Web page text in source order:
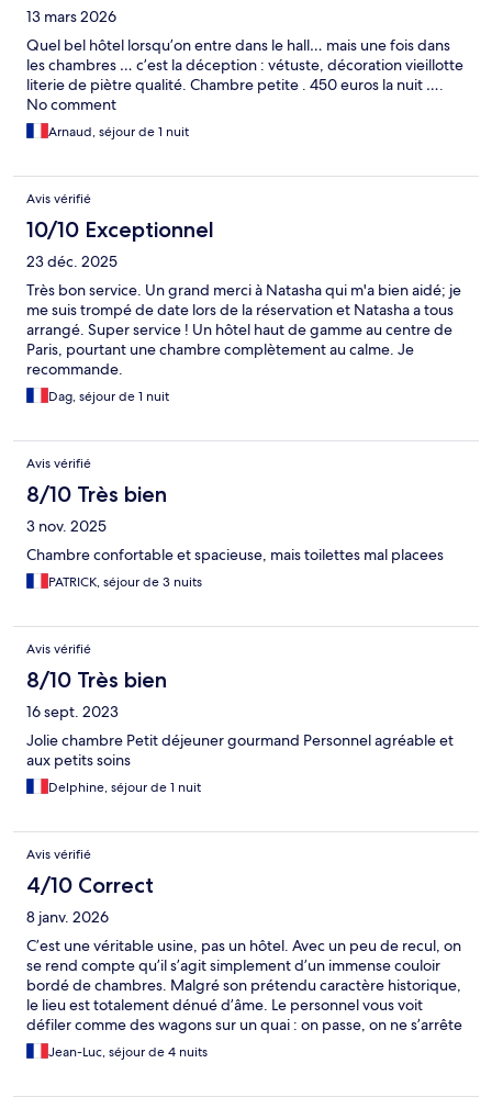
13 mars 2026
Quel bel hôtel lorsqu’on entre dans le hall… mais une fois dans
les chambres … c’est la déception : vétuste, décoration vieillotte
literie de piètre qualité. Chambre petite . 450 euros la nuit ….
No comment
Arnaud, séjour de 1 nuit
Avis vérifié
10/10 Exceptionnel
23 déc. 2025
Très bon service. Un grand merci à Natasha qui m'a bien aidé; je
me suis trompé de date lors de la réservation et Natasha a tous
arrangé. Super service ! Un hôtel haut de gamme au centre de
Paris, pourtant une chambre complètement au calme. Je
recommande.
Dag, séjour de 1 nuit
Avis vérifié
8/10 Très bien
3 nov. 2025
Chambre confortable et spacieuse, mais toilettes mal placees
PATRICK, séjour de 3 nuits
Avis vérifié
8/10 Très bien
16 sept. 2023
Jolie chambre Petit déjeuner gourmand Personnel agréable et
aux petits soins
Delphine, séjour de 1 nuit
Avis vérifié
4/10 Correct
8 janv. 2026
C’est une véritable usine, pas un hôtel. Avec un peu de recul, on
se rend compte qu’il s’agit simplement d’un immense couloir
bordé de chambres. Malgré son prétendu caractère historique,
le lieu est totalement dénué d’âme. Le personnel vous voit
défiler comme des wagons sur un quai : on passe, on ne s’arrête
pas. Ce n’est, au fond, qu’un hôtel pour voyageurs de passage,
sans chaleur ni identité. Désolé, je ne reviendrai pas.
Jean-Luc, séjour de 4 nuits